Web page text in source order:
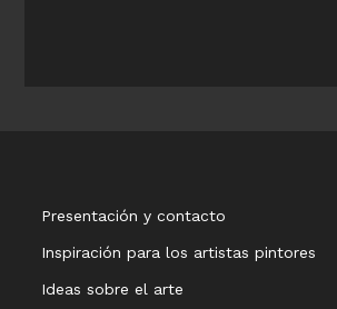
Presentación y contacto
Inspiración para los artistas pintores
Ideas sobre el arte